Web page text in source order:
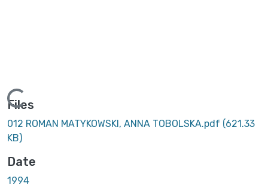
Loading...
Files
012 ROMAN MATYKOWSKI, ANNA TOBOLSKA.pdf (621.33
KB)
Date
1994